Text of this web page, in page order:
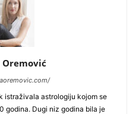
Oremović
istraživala astrologiju kojom se
godina. Dugi niz godina bila je